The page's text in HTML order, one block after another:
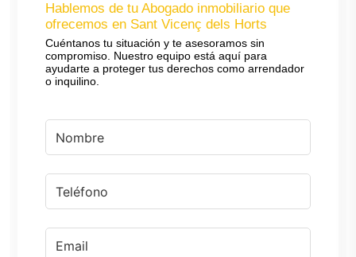
Hablemos de tu Abogado inmobiliario que
ofrecemos en Sant Vicenç dels Horts
Cuéntanos tu situación y te asesoramos sin
compromiso. Nuestro equipo está aquí para
ayudarte a proteger tus derechos como arrendador
o inquilino.